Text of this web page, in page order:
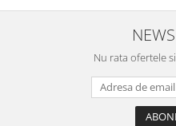
Nu rata ofertele